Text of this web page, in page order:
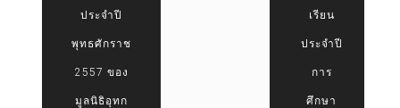
ประจำปี
พุทธศักราช
2557 ของ
มูลนิธิอุทก
เรียน
ประจำปี
การ
ศึกษา